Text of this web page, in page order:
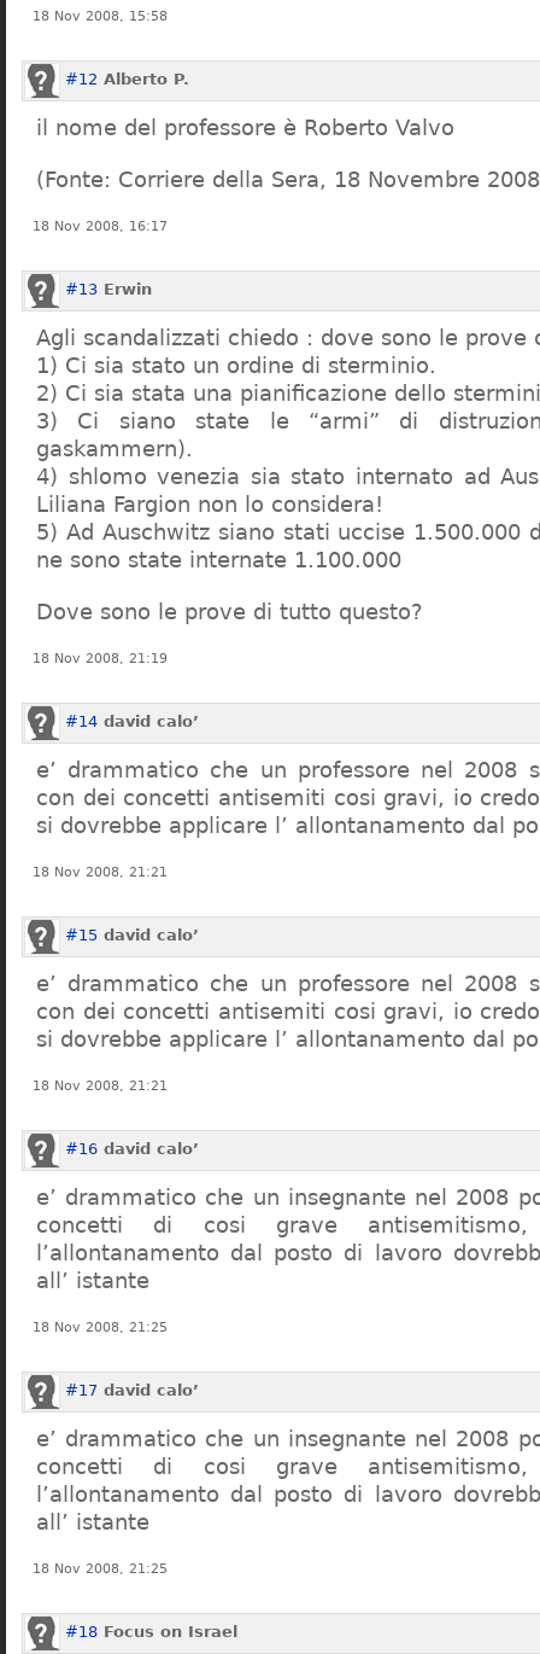
18 Nov 2008, 15:58
#12 Alberto P.
il nome del professore è Roberto Valvo
(Fonte: Corriere della Sera, 18 Novembre
18 Nov 2008, 16:17
#13 Erwin
Agli scandalizzati chiedo : dove sono le prove
1) Ci sia stato un ordine di sterminio.
2) Ci sia stata una pianificazione dello
3) Ci siano state le “armi” di
gaskammern).
4) shlomo venezia sia stato internato ad
Liliana Fargion non lo considera!
5) Ad Auschwitz siano stati uccise 1.500.000
ne sono state internate 1.100.000
Dove sono le prove di tutto questo?
18 Nov 2008, 21:19
#14 david calo’
e’ drammatico che un professore nel 2008
con dei concetti antisemiti cosi gravi, io
si dovrebbe applicare l’ allontanamento dal
18 Nov 2008, 21:21
#15 david calo’
e’ drammatico che un professore nel 2008
con dei concetti antisemiti cosi gravi, io
si dovrebbe applicare l’ allontanamento dal
18 Nov 2008, 21:21
#16 david calo’
e’ drammatico che un insegnante nel 2008
concetti di cosi grave
l’allontanamento dal posto di lavoro
all’ istante
18 Nov 2008, 21:25
#17 david calo’
e’ drammatico che un insegnante nel 2008
concetti di cosi grave
l’allontanamento dal posto di lavoro
all’ istante
18 Nov 2008, 21:25
#18 Focus on Israel